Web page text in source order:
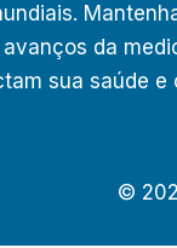
da
sua saúde e
©